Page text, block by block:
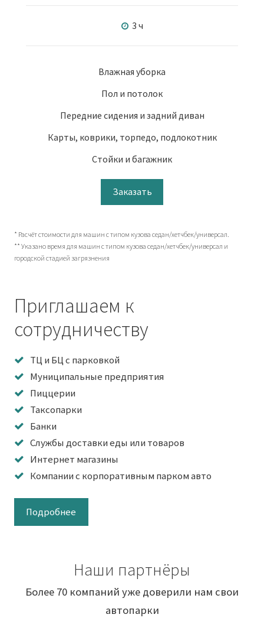
3 ч
Влажная уборка
Пол и потолок
Передние сидения и задний диван
Карты, коврики, торпедо, подлокотник
Стойки и багажник
Заказать
* Расчёт стоимости для машин с типом кузова седан/хетчбек/универсал.
** Указано время для машин с типом кузова седан/хетчбек/универсал и
городской стадией загрязнения
Приглашаем к
сотрудничеству
ТЦ и БЦ с парковкой
Муниципальные предприятия
Пиццерии
Таксопарки
Банки
Службы доставки еды или товаров
Интернет магазины
Компании с корпоративным парком авто
Подробнее
Наши партнёры
Более 70 компаний уже доверили нам свои
автопарки